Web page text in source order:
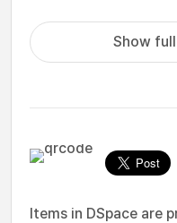
Show
Items in DSpace are